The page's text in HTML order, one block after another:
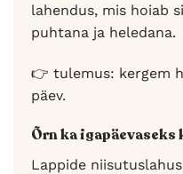
lahendus, mis hoiab
puhtana ja heledana.
👉 tulemus: kergem
päev.
Õrn ka
Lappide